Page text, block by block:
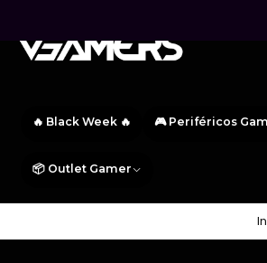
🔥 Black Week 🔥 🎮 Periféricos
📦 Outlet Gamer